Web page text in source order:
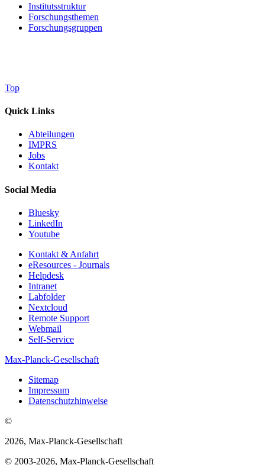
Institutsstruktur
Forschungsthemen
Forschungsgruppen
Top
Quick Links
Abteilungen
IMPRS
Jobs
Kontakt
Social Media
Bluesky
LinkedIn
Youtube
Kontakt & Anfahrt
eResources - Journals
Helpdesk
Intranet
Labfolder
Nextcloud
Remote Support
Webmail
Self-Service
Max-Planck-Gesellschaft
Sitemap
Impressum
Datenschutzhinweise
©
2026, Max-Planck-Gesellschaft
© 2003-2026, Max-Planck-Gesellschaft